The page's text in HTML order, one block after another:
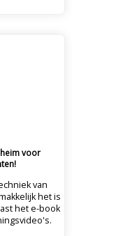
voor
van
het is
het e-book